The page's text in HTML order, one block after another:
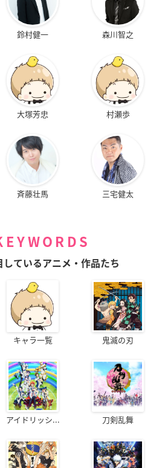
鈴村健一 森川智之
大塚芳忠 村瀬歩
斉藤壮馬 三宅健太
しているアニメ・作品たち
キャラ一覧 鬼滅の刃
アイドリッシ... 刀剣乱舞